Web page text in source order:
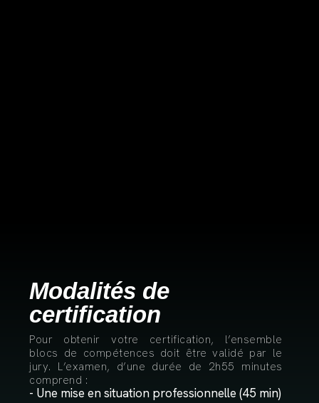
Modalités de
certification
Pour obtenir votre certification, l’ensemble
blocs de compétences doit être validé par le
jury. L’examen, d’une durée de 2h55 minutes
comprend :
- Une mise en situation professionnelle (45 min)